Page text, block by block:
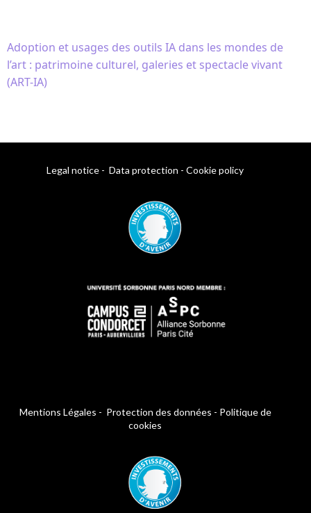
Adoption et usages des outils IA dans les mondes de
l’art : patrimoine culturel, galeries et spectacle vivant
(ART-IA)
Legal notice - Data protection - Cookie policy
Mentions Légales - Protection des données - Politique de
cookies